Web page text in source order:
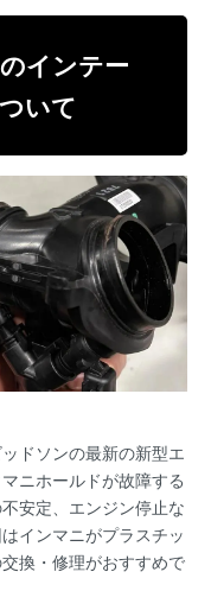
インテー
いて
ドソンの最新の新型エ
ニホールドが故障する
安定、エンジン停止な
インマニがプラスチッ
換・修理がおすすめで